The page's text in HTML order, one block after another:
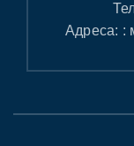
Адреса: :